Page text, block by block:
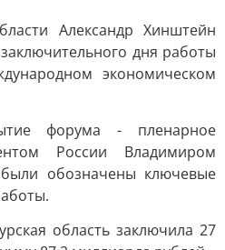
Александр Хинштейн
дня работы
экономическом
форума - пленарное
России Владимиром
обозначены ключевые
область заключила 27